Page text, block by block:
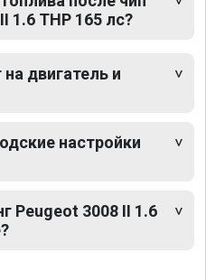
1.6 THP 165 лс?
двигатель и
настройки
Peugeot 3008 II 1.6